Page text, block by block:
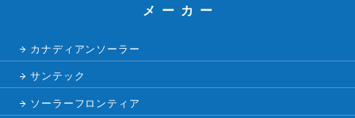
メーカー
カナディアンソーラー
サンテック
ソーラーフロンティア